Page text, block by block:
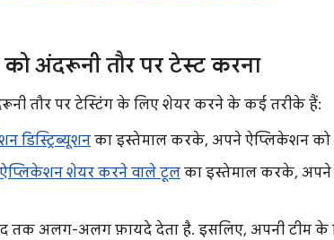
अंदरूनी तौर पर टेस्ट करना
तौर पर टेस्टिंग के लिए शेयर करने के कई तरीके हैं:
डिस्ट्रिब्यूशन का इस्तेमाल करके, अपने ऐप्लिकेशन को
ऐप्लिकेशन शेयर करने वाले टूल का इस्तेमाल करके, अपने
तक अलग-अलग फ़ायदे देता है. इसलिए, अपनी टीम के